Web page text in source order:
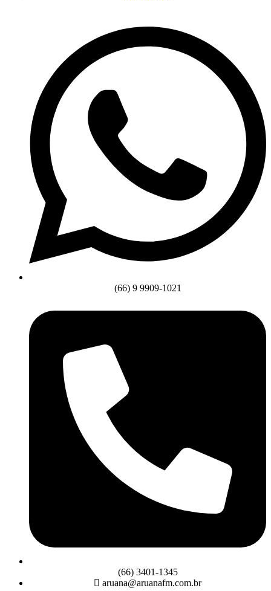
(66) 9 9909-1021
(66) 3401-1345
aruana@aruanafm.com.br